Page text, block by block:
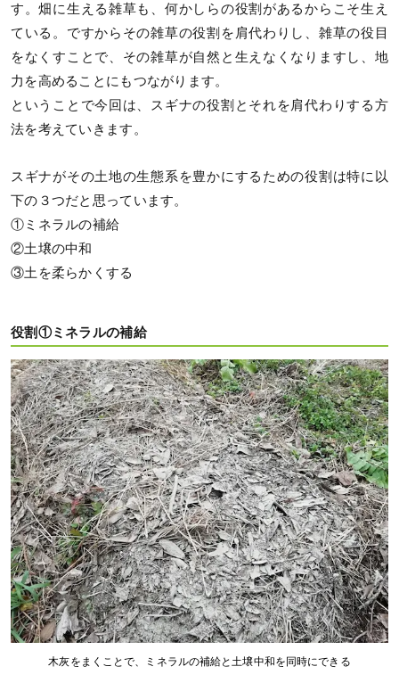
す。畑に生える雑草も、何かしらの役割があるからこそ生え
ている。ですからその雑草の役割を肩代わりし、雑草の役目
をなくすことで、その雑草が自然と生えなくなりますし、地
力を高めることにもつながります。
ということで今回は、スギナの役割とそれを肩代わりする方
法を考えていきます。
スギナがその土地の生態系を豊かにするための役割は特に以
下の３つだと思っています。
①ミネラルの補給
②土壌の中和
③土を柔らかくする
役割①ミネラルの補給
木灰をまくことで、ミネラルの補給と土壌中和を同時にできる